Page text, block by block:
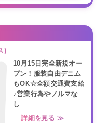
)
10月15日完全新規オー
プン！服装自由デニム
もOK☆全額交通費支給
♪営業行為やノルマな
し
詳細を見る ≫